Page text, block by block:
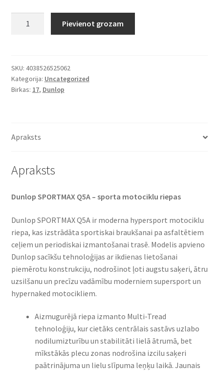
(73W)
SPORTMAX
Q5A
Pievienot grozam
SKU: 4038526525062
Kategorija: Uncategorized
Birkas: 17, Dunlop
Apraksts
Apraksts
Dunlop SPORTMAX Q5A – sporta motociklu riepas
Dunlop SPORTMAX Q5A ir moderna hypersport motociklu
riepa, kas izstrādāta sportiskai braukšanai pa asfaltētiem
ceļiem un periodiskai izmantošanai trasē. Modelis apvieno
Dunlop sacīkšu tehnoloģijas ar ikdienas lietošanai
piemērotu konstrukciju, nodrošinot ļoti augstu saķeri, ātru
uzsilšanu un precīzu vadāmību moderniem supersport un
hypernaked motocikliem.
Aizmugurējā riepa izmanto Multi-Tread
tehnoloģiju, kur cietāks centrālais sastāvs uzlabo
nodilumizturību un stabilitāti lielā ātrumā, bet
mīkstākās plecu zonas nodrošina izcilu saķeri
paātrinājuma un lielu slīpuma leņķu laikā. Jaunais